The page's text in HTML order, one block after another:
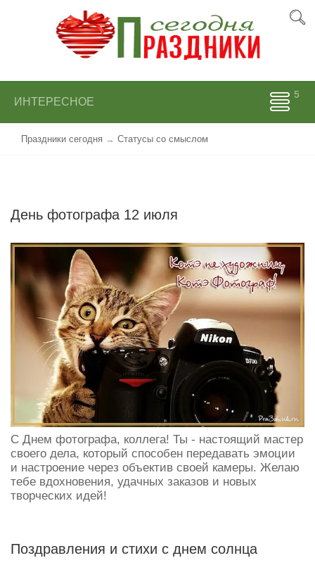
ИНТЕРЕСНОЕ
Праздники сегодня → Статусы со смыслом
День фотографа 12 июля
С Днем фотографа, коллега! Ты - настоящий мастер
своего дела, который способен передавать эмоции
и настроение через объектив своей камеры. Желаю
тебе вдохновения, удачных заказов и новых
творческих идей!
Поздравления и стихи с днем солнца